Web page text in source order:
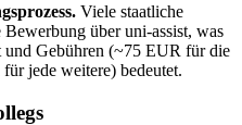
Viele staatliche
über uni-assist, was
und Gebühren (~75 EUR für die
jede weitere) bedeutet.